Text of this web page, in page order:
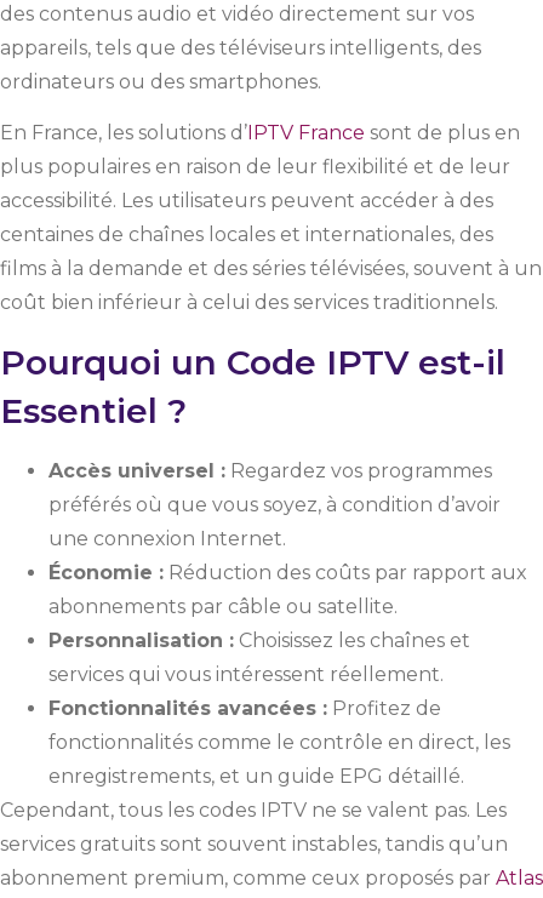
des contenus audio et vidéo directement sur vos
appareils, tels que des téléviseurs intelligents, des
ordinateurs ou des smartphones.
En France, les solutions d’ IPTV France sont de plus en
plus populaires en raison de leur flexibilité et de leur
accessibilité. Les utilisateurs peuvent accéder à des
centaines de chaînes locales et internationales, des
films à la demande et des séries télévisées, souvent à un
coût bien inférieur à celui des services traditionnels.
Pourquoi un Code IPTV est-il
Essentiel ?
Accès universel : Regardez vos programmes
préférés où que vous soyez, à condition d’avoir
une connexion Internet.
Économie : Réduction des coûts par rapport aux
abonnements par câble ou satellite.
Personnalisation : Choisissez les chaînes et
services qui vous intéressent réellement.
Fonctionnalités avancées : Profitez de
fonctionnalités comme le contrôle en direct, les
enregistrements, et un guide EPG détaillé.
Cependant, tous les codes IPTV ne se valent pas. Les
services gratuits sont souvent instables, tandis qu’un
abonnement premium, comme ceux proposés par Atlas